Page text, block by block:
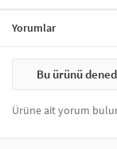
Sağlığa Zararsız ve
_x005F_x000D_
zararsızolup,
tutulmuştur.
güvenli bir şekilde
_x005F_x000D_
Yorumlar
Bu ürünü
Ürüne ait yorum